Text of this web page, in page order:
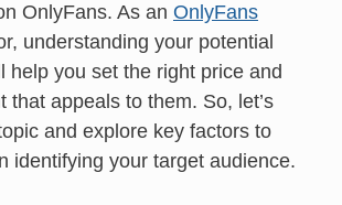
OnlyFans. As an OnlyFans
understanding your potential
help you set the right price and
that appeals to them. So, let’s
and explore key factors to
identifying your target audience.